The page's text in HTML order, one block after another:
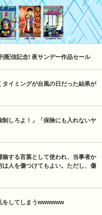
配信記念! 夜サンデー作品セール
タイミングが台風の日だった結果が
しろよ！」「保険にも入れないヤ
する言葉として使われ、当事者か
人を傷つけてもよい。ただし、傷
をしてしまうwwwwww